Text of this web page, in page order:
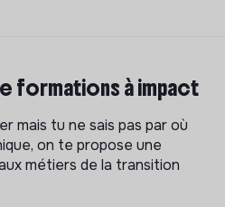
formations à impact
mais tu ne sais pas par où
on te propose une
métiers de la transition